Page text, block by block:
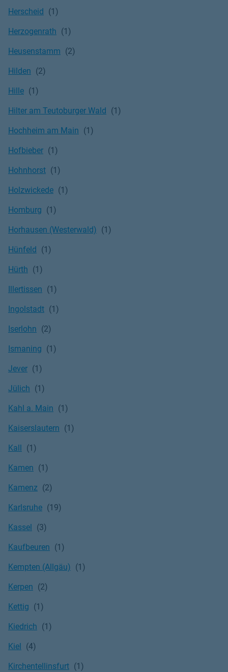
Herscheid
Herzogenrath
Heusenstamm
Hilden
Hille
Hilter am Teutoburger Wald
Hochheim am Main
Hofbieber
Hohnhorst
Holzwickede
Homburg
Horhausen (Westerwald)
Hünfeld
Hürth
Illertissen
Ingolstadt
Iserlohn
Ismaning
Jever
Jülich
Kahl a. Main
Kaiserslautern
Kall
Kamen
Kamenz
Karlsruhe
Kassel
Kaufbeuren
Kempten (Allgäu)
Kerpen
Kettig
Kiedrich
Kiel
Kirchentellinsfurt